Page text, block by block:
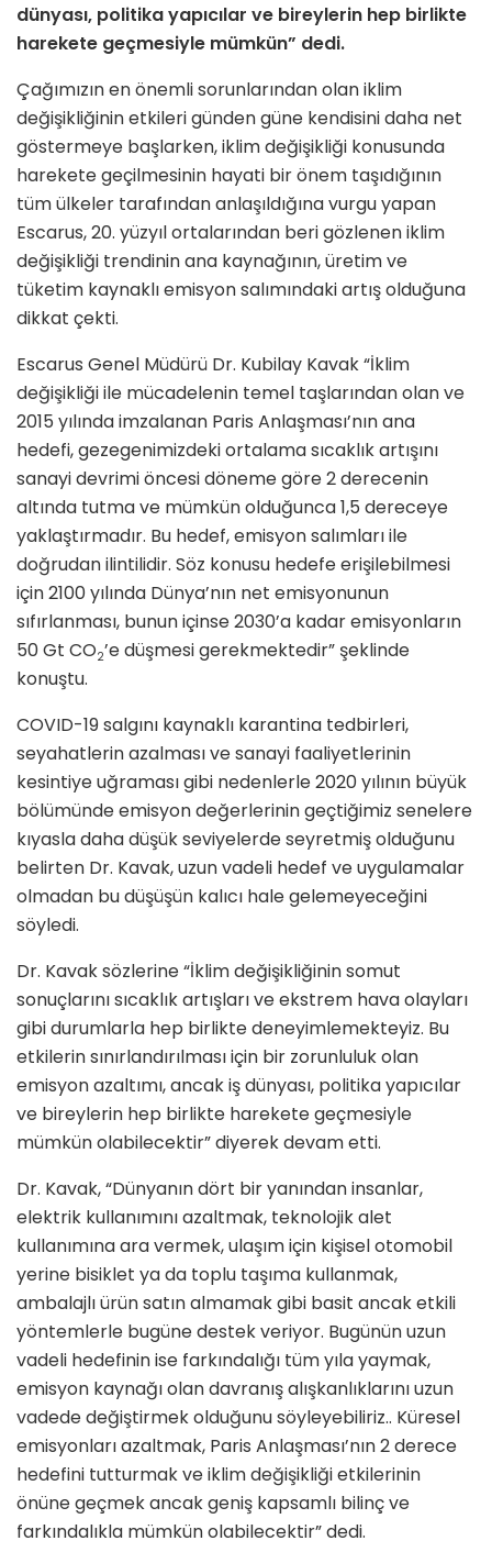
dünyası, politika yapıcılar ve bireylerin hep birlikte
harekete geçmesiyle mümkün” dedi.
Çağımızın en önemli sorunlarından olan iklim
değişikliğinin etkileri günden güne kendisini daha net
göstermeye başlarken, iklim değişikliği konusunda
harekete geçilmesinin hayati bir önem taşıdığının
tüm ülkeler tarafından anlaşıldığına vurgu yapan
Escarus, 20. yüzyıl ortalarından beri gözlenen iklim
değişikliği trendinin ana kaynağının, üretim ve
tüketim kaynaklı emisyon salımındaki artış olduğuna
dikkat çekti.
Escarus Genel Müdürü Dr. Kubilay Kavak “İklim
değişikliği ile mücadelenin temel taşlarından olan ve
2015 yılında imzalanan Paris Anlaşması’nın ana
hedefi, gezegenimizdeki ortalama sıcaklık artışını
sanayi devrimi öncesi döneme göre 2 derecenin
altında tutma ve mümkün olduğunca 1,5 dereceye
yaklaştırmadır. Bu hedef, emisyon salımları ile
doğrudan ilintilidir. Söz konusu hedefe erişilebilmesi
için 2100 yılında Dünya’nın net emisyonunun
sıfırlanması, bunun içinse 2030’a kadar emisyonların
50 Gt CO2’e düşmesi gerekmektedir” şeklinde
konuştu.
COVID-19 salgını kaynaklı karantina tedbirleri,
seyahatlerin azalması ve sanayi faaliyetlerinin
kesintiye uğraması gibi nedenlerle 2020 yılının büyük
bölümünde emisyon değerlerinin geçtiğimiz senelere
kıyasla daha düşük seviyelerde seyretmiş olduğunu
belirten Dr. Kavak, uzun vadeli hedef ve uygulamalar
olmadan bu düşüşün kalıcı hale gelemeyeceğini
söyledi.
Dr. Kavak sözlerine “İklim değişikliğinin somut
sonuçlarını sıcaklık artışları ve ekstrem hava olayları
gibi durumlarla hep birlikte deneyimlemekteyiz. Bu
etkilerin sınırlandırılması için bir zorunluluk olan
emisyon azaltımı, ancak iş dünyası, politika yapıcılar
ve bireylerin hep birlikte harekete geçmesiyle
mümkün olabilecektir” diyerek devam etti.
Dr. Kavak, “Dünyanın dört bir yanından insanlar,
elektrik kullanımını azaltmak, teknolojik alet
kullanımına ara vermek, ulaşım için kişisel otomobil
yerine bisiklet ya da toplu taşıma kullanmak,
ambalajlı ürün satın almamak gibi basit ancak etkili
yöntemlerle bugüne destek veriyor. Bugünün uzun
vadeli hedefinin ise farkındalığı tüm yıla yaymak,
emisyon kaynağı olan davranış alışkanlıklarını uzun
vadede değiştirmek olduğunu söyleyebiliriz.. Küresel
emisyonları azaltmak, Paris Anlaşması’nın 2 derece
hedefini tutturmak ve iklim değişikliği etkilerinin
önüne geçmek ancak geniş kapsamlı bilinç ve
farkındalıkla mümkün olabilecektir” dedi.